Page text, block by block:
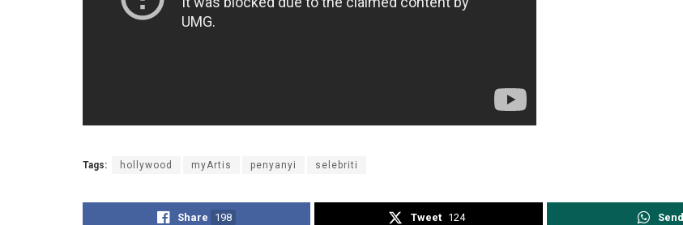
Tags: hollywood myArtis penyanyi selebriti
Share 198 Tweet 124 Send